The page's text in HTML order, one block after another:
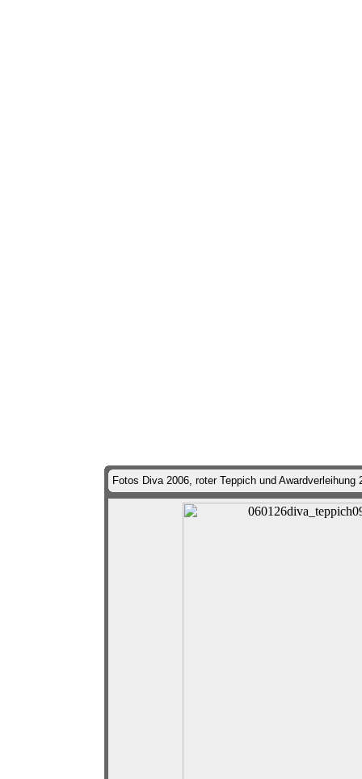
Fotos Diva 2006, roter Teppich und